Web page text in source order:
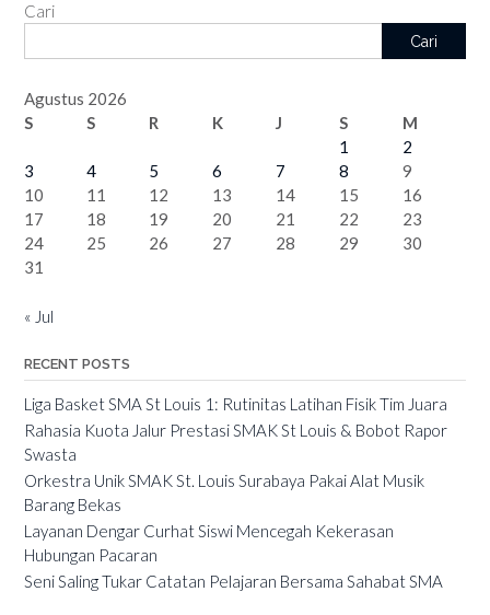
Cari
Cari
Agustus 2026
S
S R K J S
M
1
2
3
4 5 6 7 8
9
10
11 12 13 14 15
16
17
18 19 20 21 22
23
24
25 26 27 28 29
30
31
« Jul
RECENT POSTS
Liga Basket SMA St Louis 1: Rutinitas Latihan Fisik Tim Juara
Rahasia Kuota Jalur Prestasi SMAK St Louis & Bobot Rapor
Swasta
Orkestra Unik SMAK St. Louis Surabaya Pakai Alat Musik
Barang Bekas
Layanan Dengar Curhat Siswi Mencegah Kekerasan
Hubungan Pacaran
Seni Saling Tukar Catatan Pelajaran Bersama Sahabat SMA